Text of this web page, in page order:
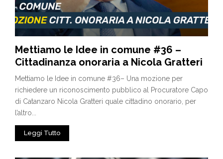
Mettiamo le Idee in comune #36 –
Cittadinanza onoraria a Nicola Gratteri
Mettiamo le Idee in comune #36– Una mozione per
richiedere un riconoscimento pubblico al Procuratore Capo
di Catanzaro Nicola Gratteri quale cittadino onorario, per
l’altro...
Leggi Tutto